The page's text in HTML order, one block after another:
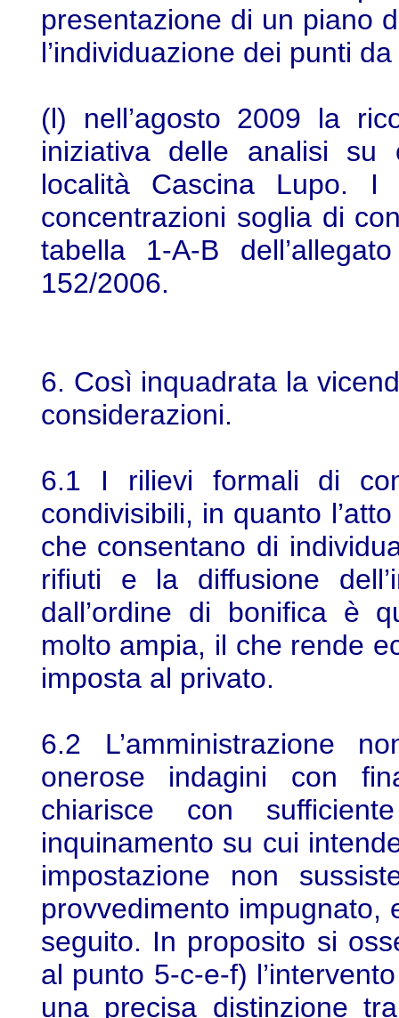
presentazione di un piano
l’individuazione dei punti
(l) nell’agosto 2009 la
iniziativa delle analisi su
località Cascina Lupo.
concentrazioni soglia di
tabella 1-A-B
152/2006.
6. Così inquadrata la
considerazioni.
6.1 I rilievi formali di
condivisibili, in quanto
che consentano di
rifiuti e la diffusione
dall’ordine di bonifica è
molto ampia, il che rende
imposta al privato.
6.2 L’amministrazione
onerose indagini con
chiarisce con
inquinamento su cui
impostazione non
provvedimento impugnato,
seguito. In proposito si
al punto 5-c-e-f)
una precisa distinzione